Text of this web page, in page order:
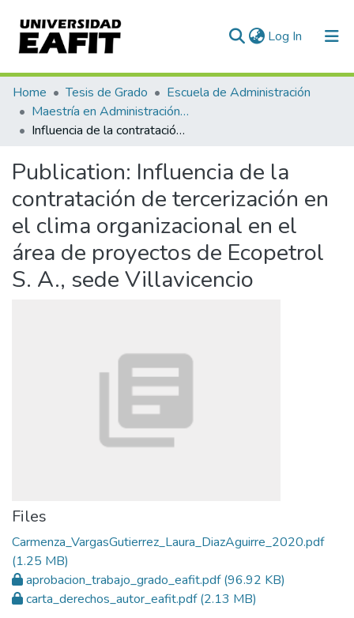
Log In (current)
Communities & Collections
All of DSpace
Home Tesis de Grado
Escuela de Administración
Maestría en Administración - MBA (tesis)
Influencia de la contratación de tercerización en el clima organizacional en el área de proyectos de Ecopetrol S. A., sede Villavicencio
Publication: Influencia de la
contratación de tercerización en
el clima organizacional en el
área de proyectos de Ecopetrol
S. A., sede Villavicencio
Files
Carmenza_VargasGutierrez_Laura_DiazAguirre_2020.pdf
(1.25 MB)
aprobacion_trabajo_grado_eafit.pdf(96.92 KB)
carta_derechos_autor_eafit.pdf(2.13 MB)